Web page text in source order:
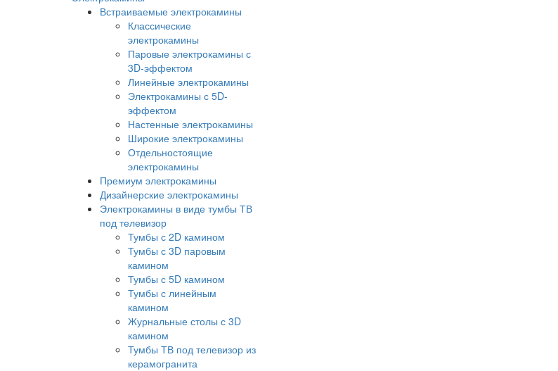
Встраиваемые электрокамины
Классические
электрокамины
Паровые электрокамины с
3D-эффектом
Линейные электрокамины
Электрокамины с 5D-
эффектом
Настенные электрокамины
Широкие электрокамины
Отдельностоящие
электрокамины
Премиум электрокамины
Дизайнерские электрокамины
Электрокамины в виде тумбы ТВ
под телевизор
Тумбы с 2D камином
Тумбы с 3D паровым
камином
Тумбы с 5D камином
Тумбы с линейным
камином
Журнальные столы с 3D
камином
Тумбы ТВ под телевизор из
керамогранита